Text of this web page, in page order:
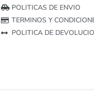
cantidad
POLITICAS DE ENVIO
TERMINOS Y
POLITICA DE